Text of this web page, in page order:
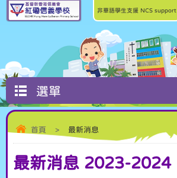
非華語學生支援 NCS support
選單
首頁 > 最新消息
最新消息 2023-2024